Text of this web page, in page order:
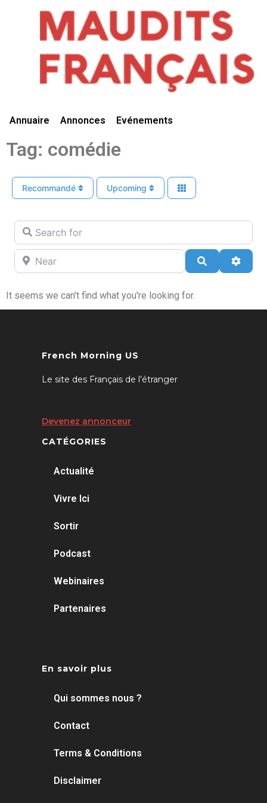
Annuaire Annonces Evénements
Tag: comédie
Recommandé Upcoming
Search for
Near
Search
It seems we can't find what you're looking for.
French Morning US
Le site des Français de l’étranger
Devenez annonceur
CATÉGORIES
Actualité
Vivre Ici
Sortir
Podcast
Webinaires
Partenaires
En savoir plus
Qui sommes nous ?
Contact
Terms & Conditions
Disclaimer